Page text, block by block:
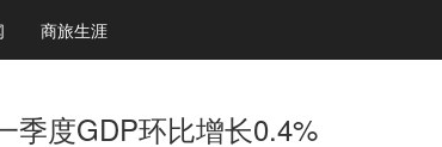
商旅生涯
季度GDP环比增长0.4%